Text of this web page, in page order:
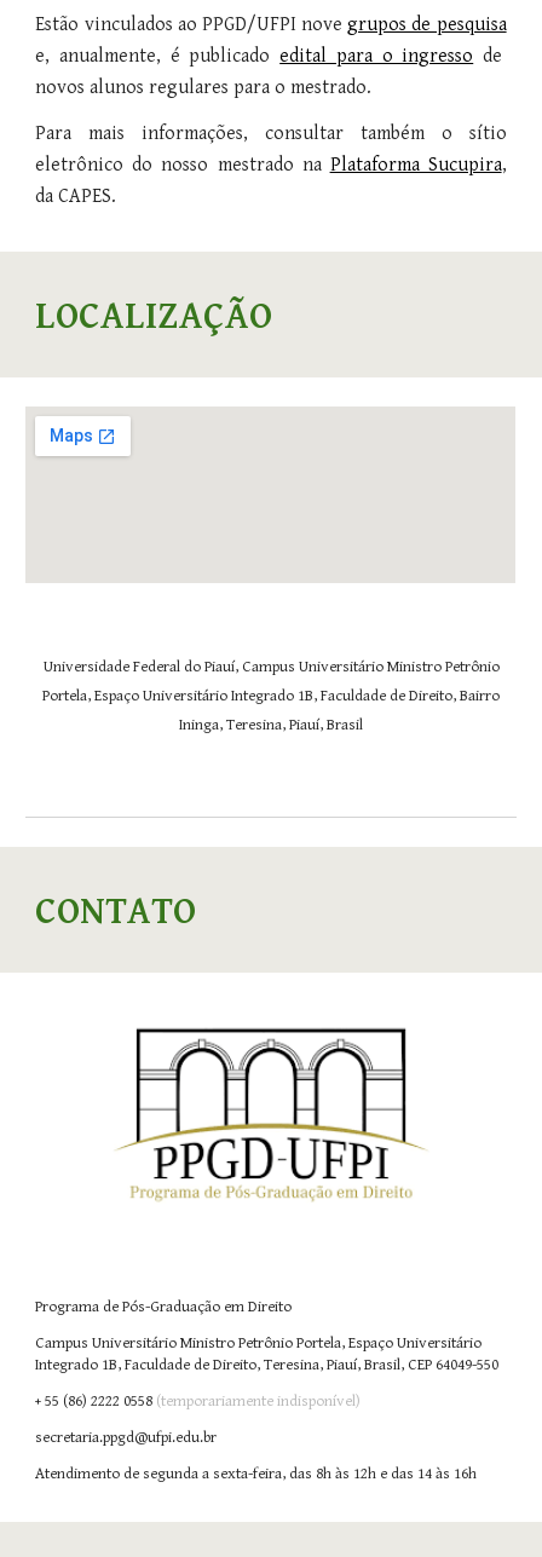
Estão vinculados ao PPGD/UFPI novegrupos de pesquisa
e, anualmente, é publicadoedital para o ingresso de
novos alunos regulares para o mestrado.
Para mais informações, consultar também o sítio
eletrônico do nosso mestrado na Plataforma Sucupira,
da CAPES.
LOCALIZAÇÃO
Universidade Federal do Piauí, Campus Universitário Ministro Petrônio
Portela, Espaço Universitário Integrado 1B, Faculdade de Direito, Bairro
Ininga, Teresina, Piauí, Brasil
CONTATO
Programa de Pós-Graduação em Direito
Campus Universitário Ministro Petrônio Portela, Espaço Universitário
Integrado 1B, Faculdade de Direito, Teresina, Piauí, Brasil, CEP 64049-550
+ 55 (86)2222 0558 (temporariamente indisponível)
secretaria.ppgd@ufpi.edu.br
Atendimento de segunda a sexta-feira, das 8h às 12h e das 14 às 16h